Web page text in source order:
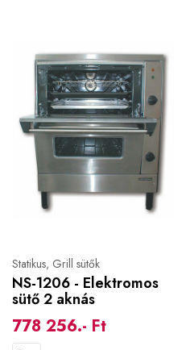
Statikus, Grill sütők
NS-1206 - Elektromos
sütő 2 aknás
778 256.- Ft